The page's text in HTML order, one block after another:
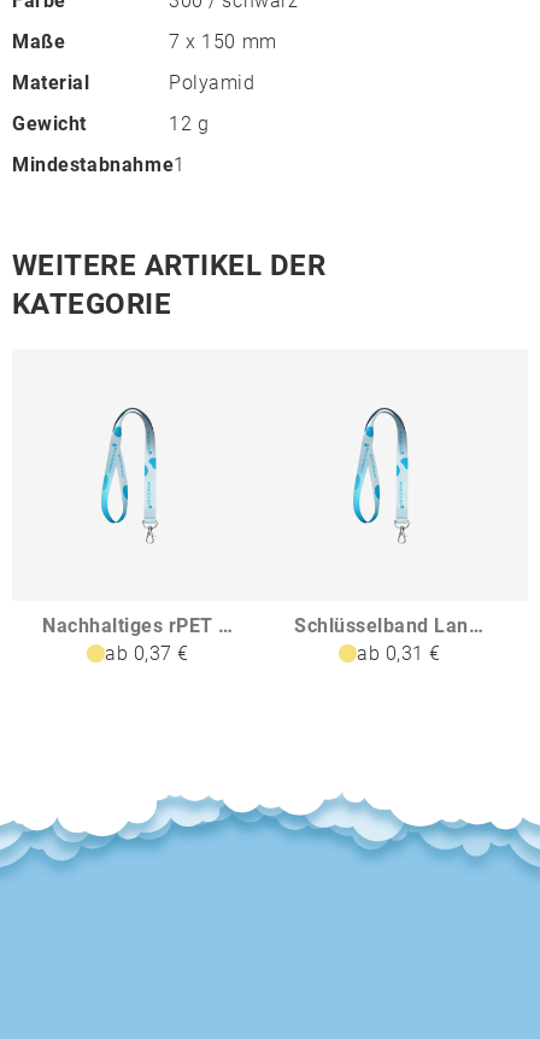
Maße
7 x 150 mm
Material
Polyamid
Gewicht
12 g
Mindestabnahme1
WEITERE ARTIKEL DER
KATEGORIE
Nachhaltiges rPET Basic Schlüsselband Lanyard
ab 0,37 €
Schlüsselband Lanyard
ab 0,31 €